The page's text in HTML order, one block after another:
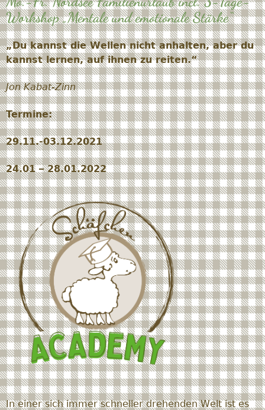
Workshop „Mentale und emotionale Stärke“
„Du kannst die Wellen nicht anhalten, aber du
kannst lernen, auf ihnen zu reiten.“
Jon Kabat-Zinn
Termine:
29.11.-03.12.2021
24.01 – 28.01.2022
In einer sich immer schneller drehenden Welt ist es